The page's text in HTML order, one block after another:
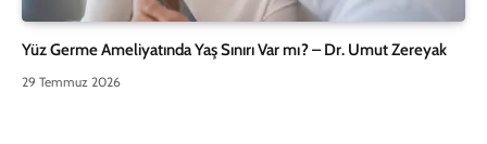
Yüz Germe Ameliyatında Yaş Sınırı Var mı? – Dr. Umut Zereyak
29 Temmuz 2026